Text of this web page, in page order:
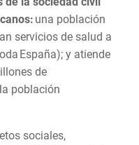
una población
servicios de salud a
España); y atiende
de
población
sociales,